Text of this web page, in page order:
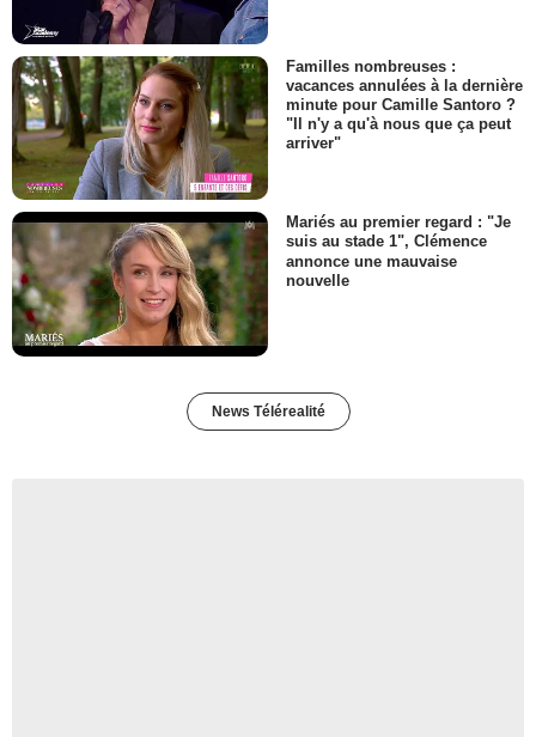
Familles nombreuses :
vacances annulées à la dernière
minute pour Camille Santoro ?
"Il n'y a qu'à nous que ça peut
arriver"
Mariés au premier regard : "Je
suis au stade 1", Clémence
annonce une mauvaise
nouvelle
News Télérealité